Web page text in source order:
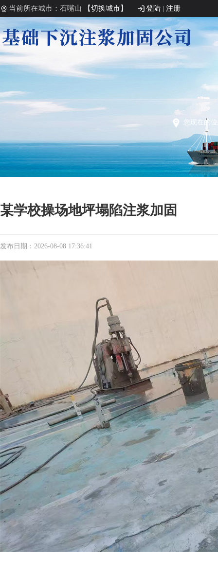
当前所在城市：石嘴山 【切换城市】 登陆 | 注册
您现在的
某学校操场地坪塌陷注浆加固
发布日期：2026-08-08 17:36:41